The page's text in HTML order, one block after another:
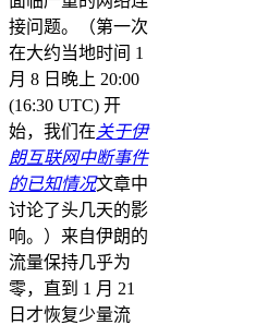
接问题。（第一次
在大约当地时间 1
月 8 日晚上 20:00
(16:30 UTC) 开
始，我们在关于伊
朗互联网中断事件
的已知情况文章中
讨论了头几天的影
响。）来自伊朗的
流量保持几乎为
零，直到 1 月 21
日才恢复少量流